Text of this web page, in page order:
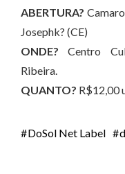
ABERTURA?
Josephk? (CE)
ONDE? Centro
Ribeira.
QUANTO? R$12,00
DoSol Net Label